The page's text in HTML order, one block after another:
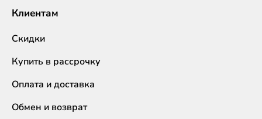
Клиентам
Скидки
Купить в рассрочку
Оплата и доставка
Обмен и возврат